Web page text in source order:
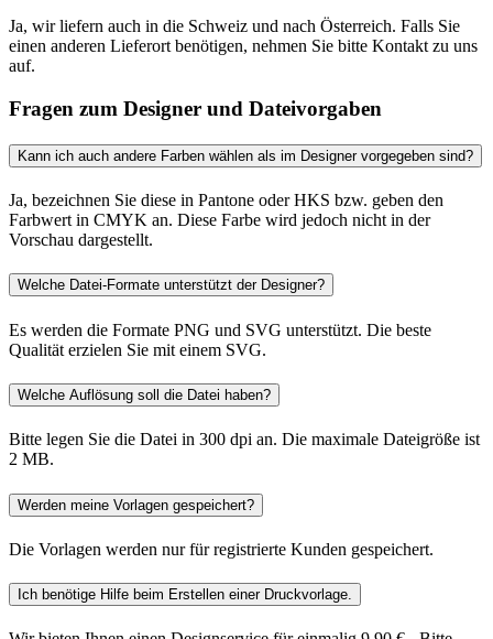
Ja, wir liefern auch in die Schweiz und nach Österreich. Falls Sie
einen anderen Lieferort benötigen, nehmen Sie bitte Kontakt zu uns
auf.
Fragen zum Designer und Dateivorgaben
Kann ich auch andere Farben wählen als im Designer vorgegeben sind?
Ja, bezeichnen Sie diese in Pantone oder HKS bzw. geben den
Farbwert in CMYK an. Diese Farbe wird jedoch nicht in der
Vorschau dargestellt.
Welche Datei-Formate unterstützt der Designer?
Es werden die Formate PNG und SVG unterstützt. Die beste
Qualität erzielen Sie mit einem SVG.
Welche Auflösung soll die Datei haben?
Bitte legen Sie die Datei in 300 dpi an. Die maximale Dateigröße ist
2 MB.
Werden meine Vorlagen gespeichert?
Die Vorlagen werden nur für registrierte Kunden gespeichert.
Ich benötige Hilfe beim Erstellen einer Druckvorlage.